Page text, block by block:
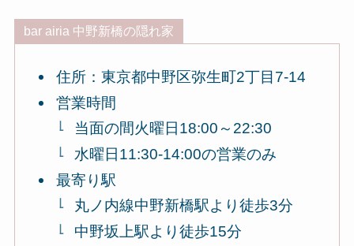
bar airia 中野新橋の隠れ家
住所：東京都中野区弥生町2丁目7-14
営業時間
当面の間火曜日18:00～22:30
水曜日11:30-14:00の営業のみ
最寄り駅
丸ノ内線中野新橋駅より徒歩3分
中野坂上駅より徒歩15分